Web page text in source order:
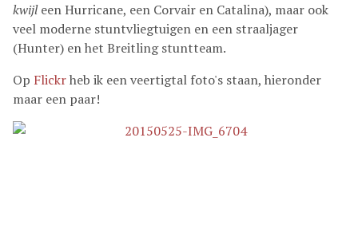
kwijleen Hurricane, een Corvair en Catalina), maar ook
veel moderne stuntvliegtuigen en een straaljager
(Hunter) en het Breitling stuntteam.
Op Flickrheb ik een veertigtal foto's staan, hieronder
maar een paar!